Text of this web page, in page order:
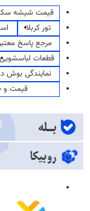
قیمت شیشه
تور کربلا
مرجع پاسخ
قطعات لباسشویی
نمایندگی بوش
قیمت و